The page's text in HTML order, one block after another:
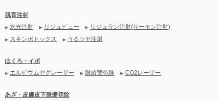
肌育注射
▶ 水光注射 ▶ リジュビュー ▶ リジュラン注射(サーモン注射)
▶ スキンボトックス ▶ うるツヤ注射
ほくろ・イボ
▶ エルビウムヤグレーザー ▶ 眼瞼黄色腫 ▶ CO2レーザー
あざ・皮膚皮下腫瘍切除